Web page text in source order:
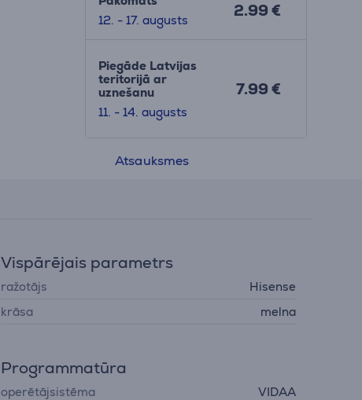
12. - 17. augusts
2.99 €
Piegāde Latvijas
teritorijā ar
uznešanu
11. - 14. augusts
7.99 €
Atsauksmes
Vispārējais parametrs
ražotājs
Hisense
krāsa
melna
Programmatūra
operētājsistēma VIDAA